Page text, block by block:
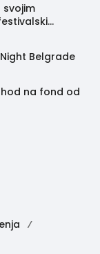
svojim
Belgrade
na fond od